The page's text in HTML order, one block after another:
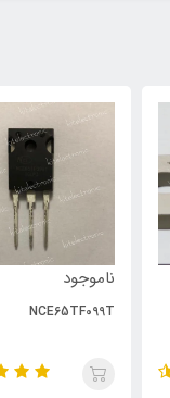
ناموجود
NCE65TF099T